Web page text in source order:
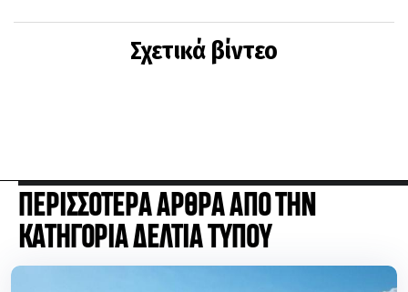
Σχετικά βίντεο
ΚΑΤΗΓΟΡΙΑ ΔΕΛΤΙΑ ΤΥΠΟΥ